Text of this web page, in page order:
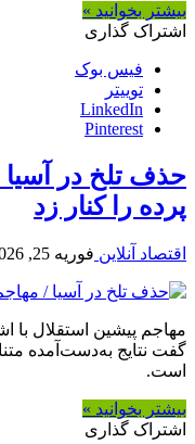
بیشتر بخوانید »
اشتراک گذاری
فیس بوک
توییتر
LinkedIn
Pinterest
حذف تلخ در
پرده را کنار زد
اقتصاد آنلاین فوریه 25, 2026
مهاجم پیشین استقلال با
گفت نتایج به‌دست‌آمده
است.
بیشتر بخوانید »
اشتراک گذاری